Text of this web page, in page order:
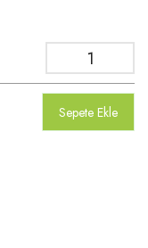
Sepete Ekle